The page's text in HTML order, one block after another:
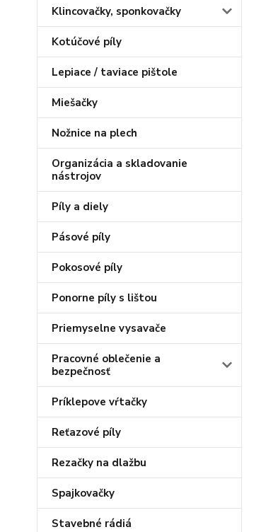
Klincovačky, sponkovačky
Kotúčové píly
Lepiace / taviace pištole
Miešačky
Nožnice na plech
Organizácia a skladovanie
nástrojov
Píly a diely
Pásové píly
Pokosové píly
Ponorne píly s lištou
Priemyselne vysavače
Pracovné oblečenie a
bezpečnosť
Príklepove vŕtačky
Reťazové píly
Rezačky na dlažbu
Spajkovačky
Stavebné rádiá